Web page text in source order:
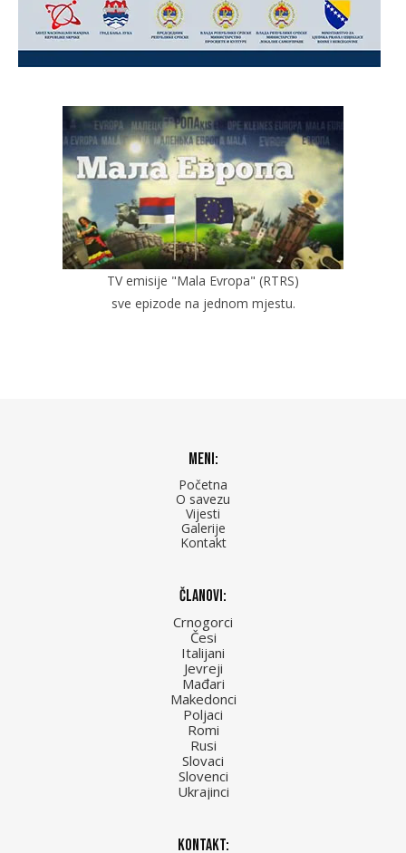
TV emisije "Mala Evropa" (RTRS)
sve epizode na jednom mjestu.
Meni:
Početna
O savezu
Vijesti
Galerije
Kontakt
Članovi:
Crnogorci
Česi
Italijani
Jevreji
Mađari
Makedonci
Poljaci
Romi
Rusi
Slovaci
Slovenci
Ukrajinci
Kontakt: